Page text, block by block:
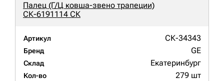
Палец (Г/Ц ковша-звено трапеции)
СК-6191114 СК
Артикул СК-34343
Бренд GE
Склад Екатеринбург
Кол-во 279 шт